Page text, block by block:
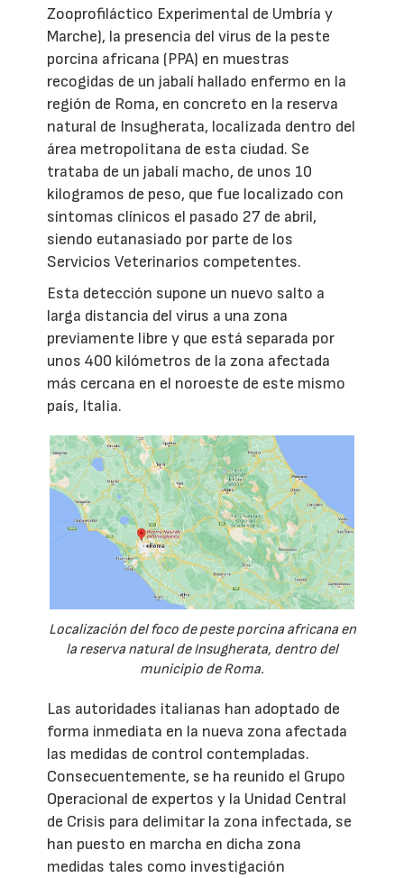
Zooprofiláctico Experimental de Umbría y
Marche), la presencia del virus de la peste
porcina africana (PPA) en muestras
recogidas de un jabalí hallado enfermo en la
región de Roma, en concreto en la reserva
natural de Insugherata, localizada dentro del
área metropolitana de esta ciudad. Se
trataba de un jabalí macho, de unos 10
kilogramos de peso, que fue localizado con
síntomas clínicos el pasado 27 de abril,
siendo eutanasiado por parte de los
Servicios Veterinarios competentes.
Esta detección supone un nuevo salto a
larga distancia del virus a una zona
previamente libre y que está separada por
unos 400 kilómetros de la zona afectada
más cercana en el noroeste de este mismo
país, Italia.
Localización del foco de peste porcina africana en
la reserva natural de Insugherata, dentro del
municipio de Roma.
Las autoridades italianas han adoptado de
forma inmediata en la nueva zona afectada
las medidas de control contempladas.
Consecuentemente, se ha reunido el Grupo
Operacional de expertos y la Unidad Central
de Crisis para delimitar la zona infectada, se
han puesto en marcha en dicha zona
medidas tales como investigación